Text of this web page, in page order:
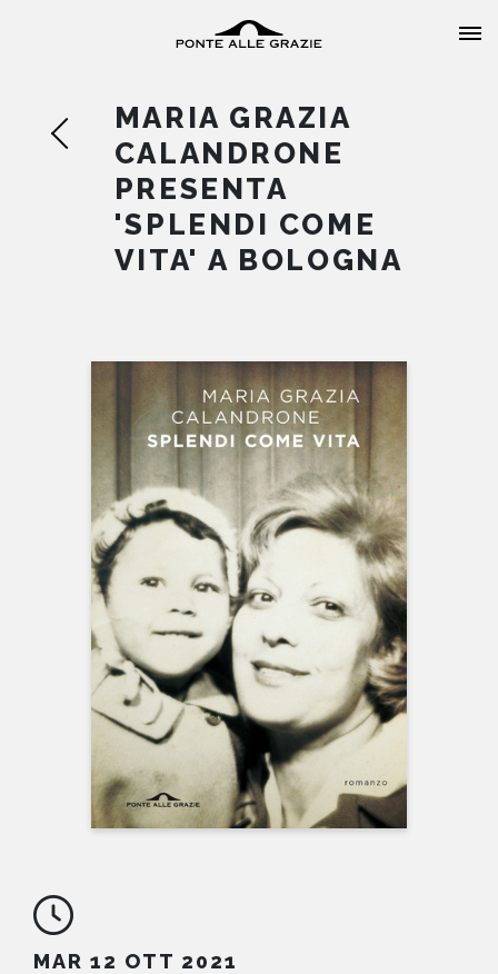
HOME
CATALOGO
AUTORI
EVENTI
NEWS
CONTATTI
MARIA GRAZIA
CALANDRONE
PRESENTA
'SPLENDI COME
VITA' A BOLOGNA
MAR 12 OTT 2021